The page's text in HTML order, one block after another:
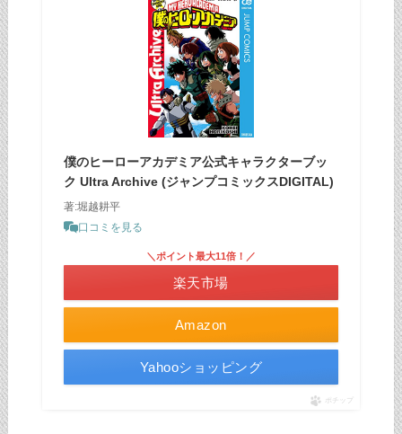
僕のヒーローアカデミア公式キャラクターブッ
ク Ultra Archive (ジャンプコミックスDIGITAL)
著:堀越耕平
口コミを見る
Amazon
＼ポイント最大11倍！／
楽天市場
Yahooショッピング
ポチップ